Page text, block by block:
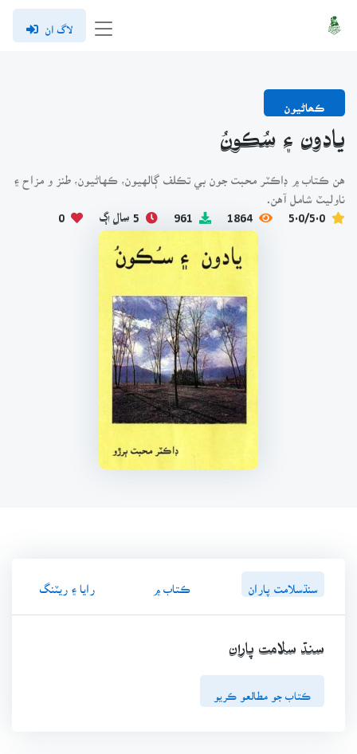
لاگ ان
ڪھاڻيون
يادون ۽ سُڪونُ
هن ڪتاب ۾ ڊاڪٽر محبت جون بي تڪلف ڳالهيون، ڪهاڻيون، طنز و مزاح ۽
ناوليٽ شامل آهن.
5.0/5.0
1864
961 5 سال اڳ 0
سنڌسلامت پاران ڪتاب ۾ رايا ۽ ريٽنگ
سنڌ سلامت پاران
ڪتاب جو مطالعو ڪريو